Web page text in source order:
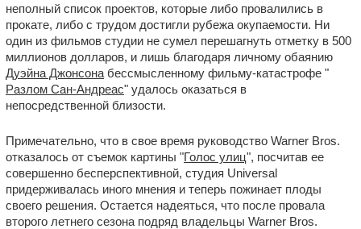
неполный список проектов, которые либо провалились в
прокате, либо с трудом достигли рубежа окупаемости. Ни
один из фильмов студии не сумел перешагнуть отметку в 500
миллионов долларов, и лишь благодаря личному обаянию
Дуэйна Джонсона бессмысленному фильму-катастрофе "
Разлом Сан-Андреас" удалось оказаться в
непосредственной близости.
Примечательно, что в свое время руководство Warner Bros.
отказалось от съемок картины "Голос улиц", посчитав ее
совершенно бесперспективной, студия Universal
придерживалась иного мнения и теперь пожинает плоды
своего решения. Остается надеяться, что после провала
второго летнего сезона подряд владельцы Warner Bros.